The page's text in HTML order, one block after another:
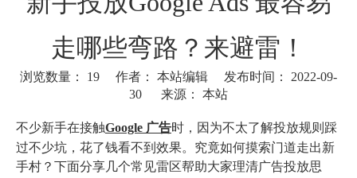
走哪些弯路？来避雷！
浏览数量： 19 作者： 本站编辑 发布时间： 2022-09-
30 来源： 本站
不少新手在接触Google 广告时，因为不太了解投放规则踩
过不少坑，花了钱看不到效果。究竟如何摸索门道走出新
手村？下面分享几个常见雷区帮助大家理清广告投放思